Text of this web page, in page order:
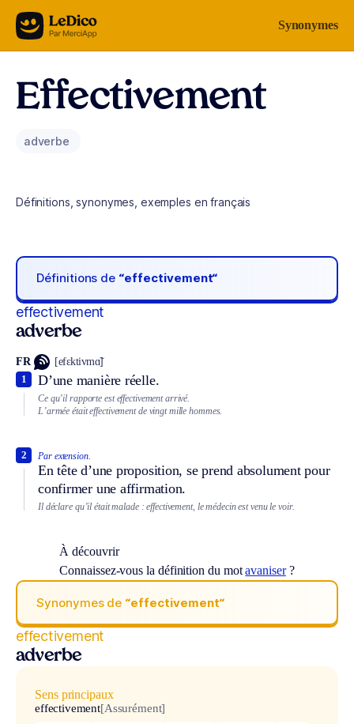
Aller au contenu Synonymes
Effectivement
adverbe
Définitions, synonymes, exemples en français
Définitions de “effectivement“
effectivement
adverbe
FR [efɛktivmɑ̃]
D’une manière réelle.
1
Ce qu’il rapporte est effectivement arrivé.
L’armée était effectivement de vingt mille hommes.
Par extension.
En tête d’une proposition, se prend absolument pour
confirmer une affirmation.
2
Il déclare qu’il était malade : effectivement, le médecin est venu le voir.
À découvrir
Connaissez-vous la définition du motavaniser?
Synonymes de “effectivement“
effectivement
adverbe
Sens principaux
effectivement[Assurément]